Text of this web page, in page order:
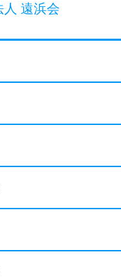
人 遠浜会